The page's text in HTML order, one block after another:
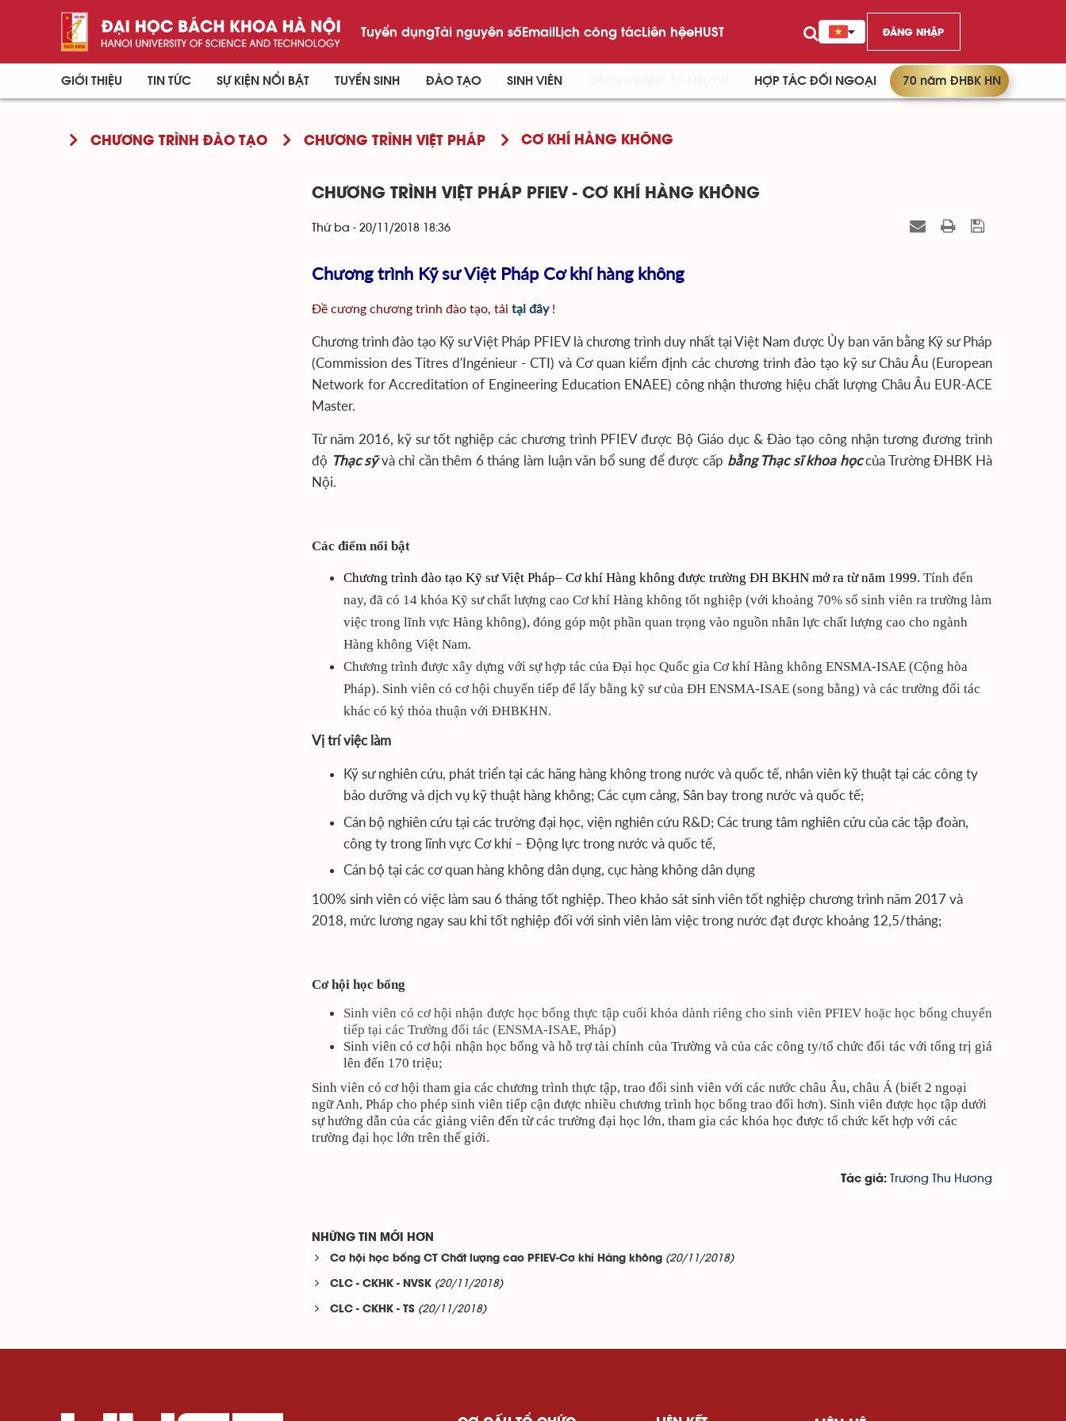
Tuyển dụngTài nguyên sốEmailLịch công tácLiên hệeHUST ĐĂNG NHẬP
GIỚI THIỆU TIN TỨC SỰ KIỆN NỔI BẬT TUYỂN SINH ĐÀO TẠO SINH VIÊN HỢP TÁC ĐỐI NGOẠI 70 năm ĐHBK HN
CHƯƠNG TRÌNH ĐÀO TẠO CHƯƠNG TRÌNH VIỆT PHÁP CƠ KHÍ HÀNG KHÔNG
CHƯƠNG TRÌNH VIỆT PHÁP PFIEV - CƠ KHÍ HÀNG KHÔNG
Thứ ba - 20/11/2018 18:36
Chương trình Kỹ sư Việt Pháp Cơ khí hàng không
Đề cương chương trình đào tạo, tải tại đây!
Chương trình đào tạo Kỹ sư Việt Pháp PFIEV là chương trình duy nhất tại Việt Nam được Ủy ban văn bằng Kỹ sư Pháp
(Commission des Titres d'Ingénieur - CTI) và Cơ quan kiểm định các chương trình đào tạo kỹ sư Châu Âu (European
Network for Accreditation of Engineering Education ENAEE) công nhận thương hiệu chất lượng Châu Âu EUR-ACE
Master.
Từ năm 2016, kỹ sư tốt nghiệp các chương trình PFIEV được Bộ Giáo dục & Đào tạo công nhận tương đương trình
độ Thạc sỹvà chỉ cần thêm 6 tháng làm luận văn bổ sung để được cấp bằng Thạc sĩ khoa họccủa Trường ĐHBK Hà
Nội.
Các điểm nổi bật
Chương trình đào tạo Kỹ sưViệt Pháp– Cơ khí Hàng không được trường ĐH BKHN mở ra từ năm 1999. Tính đến
nay, đã có 14 khóa Kỹ sư chất lượng cao Cơ khí Hàng không tốt nghiệp (với khoảng 70% số sinh viên ra trường làm
việc trong lĩnh vực Hàng không), đóng góp một phần quan trọng vào nguồn nhân lực chất lượng cao cho ngành
Hàng không Việt Nam.
Chương trình được xây dựng với sự hợp tác của Đại học Quốc gia Cơ khí Hàng không ENSMA-ISAE (Cộng hòa
Pháp). Sinh viên có cơ hội chuyển tiếp để lấy bằng kỹ sư của ĐH ENSMA-ISAE (song bằng) và các trường đối tác
khác có ký thỏa thuận với ĐHBKHN.
Vị trí việc làm
Kỹ sư nghiên cứu, phát triển tại các hãng hàng không trong nước và quốc tế, nhân viên kỹ thuật tại các công ty
bảo dưỡng và dịch vụ kỹ thuật hàng không; Các cụm cảng, Sân bay trong nước và quốc tế;
Cán bộ nghiên cứu tại các trường đại học, viện nghiên cứu R&D; Các trung tâm nghiên cứu của các tập đoàn,
công ty trong lĩnh vực Cơ khí – Động lực trong nước và quốc tế,
Cán bộ tại các cơ quan hàng không dân dụng, cục hàng không dân dụng
100% sinh viên có việc làm sau 6 tháng tốt nghiệp. Theo khảo sát sinh viên tốt nghiệp chương trình năm 2017 và
2018, mức lương ngay sau khi tốt nghiệp đối với sinh viên làm việc trong nước đạt được khoảng 12,5/tháng;
Cơ hội học bổng
Sinh viên có cơ hội nhận được học bổng thực tập cuối khóa dành riêng cho sinh viên PFIEV hoặc học bổng chuyển
tiếp tại các Trường đối tác (ENSMA-ISAE, Pháp)
Sinh viên có cơ hội nhận học bổng và hỗ trợ tài chính của Trường và của các công ty/tổ chức đối tác với tổng trị giá
lên đến 170 triệu;
Sinh viên có cơ hội tham gia các chương trình thực tập, trao đổi sinh viên với các nước châu Âu, châu Á (biết 2 ngoại
ngữ Anh, Pháp cho phép sinh viên tiếp cận được nhiều chương trình học bổng trao đổi hơn). Sinh viên được học tập dưới
sự hướng dẫn của các giảng viên đến từ các trường đại học lớn, tham gia các khóa học được tổ chức kết hợp với các
trường đại học lớn trên thế giới.
Tác giả: Trương Thu Hương
NHỮNG TIN MỚI HƠN
Cơ hội học bổng CT Chất lượng cao PFIEV-Cơ khí Hàng không (20/11/2018)
CLC - CKHK - NVSK (20/11/2018)
CLC - CKHK - TS (20/11/2018)